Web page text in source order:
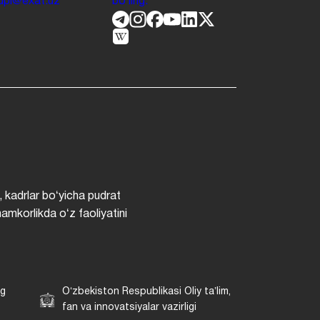
boʻyicha pudrat
oʻz faoliyatini
Oʻzbekiston Respublikasi Oliy taʼlim,
fan va innovatsiyalar vazirligi